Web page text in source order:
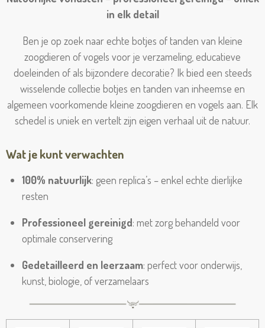
in elk detail
Ben je op zoek naar echte botjes of tanden van kleine
zoogdieren of vogels voor je verzameling, educatieve
doeleinden of als bijzondere decoratie? Ik bied een steeds
wisselende collectie botjes en tanden van inheemse en
algemeen voorkomende kleine zoogdieren en vogels aan. Elk
schedel is uniek en vertelt zijn eigen verhaal uit de natuur.
Wat je kunt verwachten
100% natuurlijk: geen replica’s – enkel echte dierlijke
resten
Professioneel gereinigd: met zorg behandeld voor
optimale conservering
Gedetailleerd en leerzaam: perfect voor onderwijs,
kunst, biologie, of verzamelaars